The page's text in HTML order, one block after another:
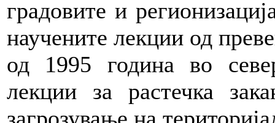
градовите и
научените лекции од
од 1995 година во
лекции за растечка